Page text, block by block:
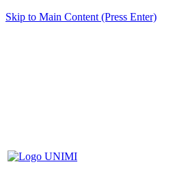
Skip to Main Content (Press Enter)